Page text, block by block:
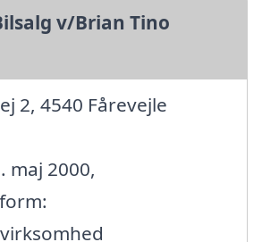
v/Brian Tino
2, 4540 Fårevejle
maj 2000,